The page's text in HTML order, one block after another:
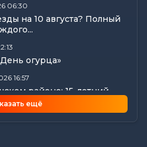
06:30
на 10 августа? Полный
огурца»
16:57
районе: 15-летний
ещё